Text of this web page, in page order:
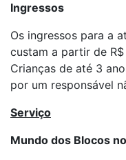
Ingressos
Os ingressos para a
custam a partir de R$
Crianças de até 3
por um responsável
Serviço
Mundo dos Blocos